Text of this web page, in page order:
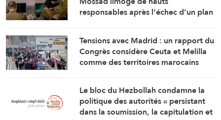
responsables après l’échec d’un plan
Tensions avec Madrid : un rapport du
Congrès considère Ceuta et Melilla
comme des territoires marocains
Le bloc du Hezbollah condamne la
politique des autorités « persistant
dans la soumission, la capitulation et